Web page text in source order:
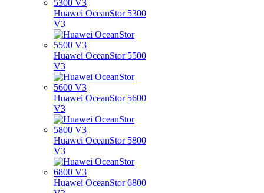
Huawei OceanStor 5300
V3
Huawei OceanStor 5500
V3
Huawei OceanStor 5600
V3
Huawei OceanStor 5800
V3
Huawei OceanStor 6800